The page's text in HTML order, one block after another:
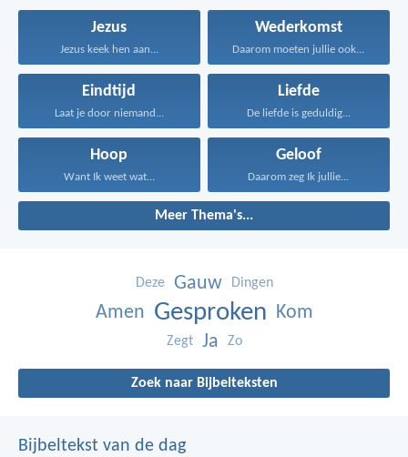
Jezus
Jezus keek hen aan...
Wederkomst
Daarom moeten jullie ook...
Eindtijd
Laat je door niemand...
Liefde
De liefde is geduldig...
Hoop
Want Ik weet wat...
Geloof
Daarom zeg Ik jullie...
Meer Thema's...
Deze Gauw Dingen
Amen Gesproken Kom
Zegt Ja Zo
Zoek naar Bijbelteksten
Bijbeltekst van de dag